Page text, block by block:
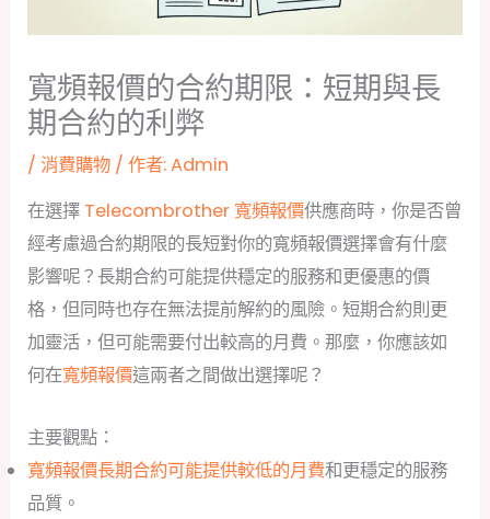
寬頻報價的合約期限：短期與長
期合約的利弊
/消費購物 / 作者:Admin
在選擇 Telecombrother 寬頻報價供應商時，你是否曾
經考慮過合約期限的長短對你的寬頻報價選擇會有什麼
影響呢？長期合約可能提供穩定的服務和更優惠的價
格，但同時也存在無法提前解約的風險。短期合約則更
加靈活，但可能需要付出較高的月費。那麼，你應該如
何在寬頻報價這兩者之間做出選擇呢？
主要觀點：
寬頻報價長期合約可能提供較低的月費和更穩定的服務
品質。